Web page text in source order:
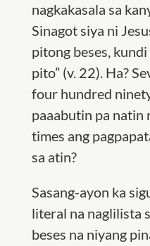
nagkakasala sa
Sinagot siya ni
pitong beses,
pito” (v. 22). Ha?
four hundred
paaabutin pa natin
times ang
sa atin?
Sasang-ayon ka
literal na naglilista
beses na niyang